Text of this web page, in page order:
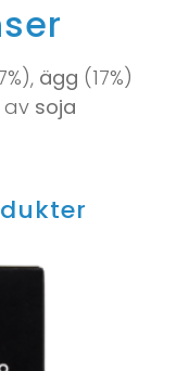
ägg (17%)
av soja